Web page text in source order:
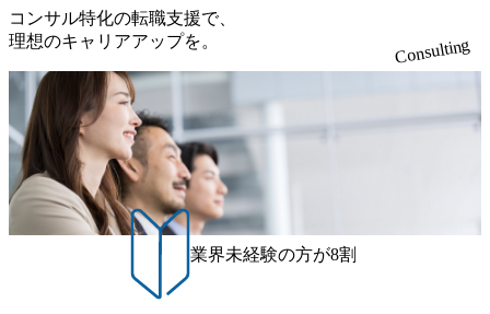
だきます。 アジャイル開発を通じて顧客の要望や提案を柔
軟に取り入れながら改善サイクルを回すため、ご自身の提
案がサービスに直接反映されやすく、高い貢献度を実感で
きます。 ● 勤務地 東京都渋谷区渋谷3丁目6-7 渋谷金王タワ
ー 事業所内禁煙(入居する施設に喫煙専用室あり) ・就業規
則により就業時間内の喫煙を全面的に禁止 ・禁煙サポート
制度あり オンライン ● 必須要件 以下いずれかのご経験をお
持ちの方 ・システム・ソフトウェア開発経験3年以上 ・要
件定義～基本設計など上流経験2年以上 ・PMO経験2年以上
● 歓迎要件 ・要件定義から詳細設計までのいずれかの上流
工程の経験 ・サブリーダー以上のマネジメント経験 ・お客
様との折衝経験、交渉経験 ・組織課題に対して主体的に業
務改善に取り組まれたご経験 ・アジャイル/スクラムへの興
③12時開始 2026年8月10日(月) 16:00 各回50分程度を想定 オ
ンライン 書類選考通過者
社時に10日間の間みっちりとコンサルの基礎を支援)を魅力
に感じ、他Big4ではなくアビームを選ぶ方も多数 アビーム
といえばSAPをはじめとしたシステム、とイメージされる
こともあるが実態としては経営戦略策定や新規事業立案な
どのトップラインを上げるための戦略案件も多く存在 特に
スポーツ&エンターテイメント領域ではBig4に先んじて注力
し、業界内で大きな存在感を誇る 社員の多様化する生活ス
タイルやライフイベントに対応した働きやすい職場環境を
実現するため、さまざまなサポート制度を導入している 多
文化理解や女性の活躍推進などの取り組み、また、フレッ
クス制度やフリーロケーション制度、フルリモート制度な
どの多様な働き方をサポートする制度が整備されている 202
6年8月23日(日) 9:00～18:00終了 2026年8月12日(水) 16:00 202
れており、これまで多くのNPO・NGOなどの非営利団体に
無償でコンサルティングを提供している。 2026年8月29日
(土) の対面Kick-offイベントを皮切りに1か月程度のプログラ
ム ※初回プログラム : 8月29日(土)10:00～13:30 2026年8月12
日(水) 16:00 Bain & Company Tokyoでは、「Tokyo Be Bold Pr
ogram (女性候補者向け選考支援プログラム)」を実施いたし
ます。クライアントに斬新なソリューションを提供し、複
雑な経営課題を解決するために、チームのダイバーシティ
は欠かせません。是非、ユニークな視点と高い志を持つ女
性の皆様に多数ご参画頂きたいと考え、プログラムを開催
性はどのように活躍をしているのか」、「ケース面接の経
験がなく対策の仕方が知りたい」などのお声をたくさんい
コンサル特化の転職支援で、
理想のキャリアアップを。
Consulting
業界未経験の方が8割